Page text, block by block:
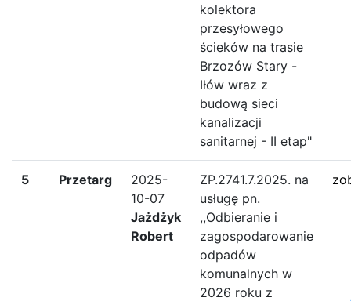
kolektora
przesyłowego
ścieków na trasie
Brzozów Stary -
Iłów wraz z
budową sieci
kanalizacji
sanitarnej - II etap"
5 Przetarg
2025-
10-07
Jażdżyk
Robert
ZP.2741.7.2025. na
usługę pn.
,,Odbieranie i
zagospodarowanie
odpadów
komunalnych w
2026 roku z